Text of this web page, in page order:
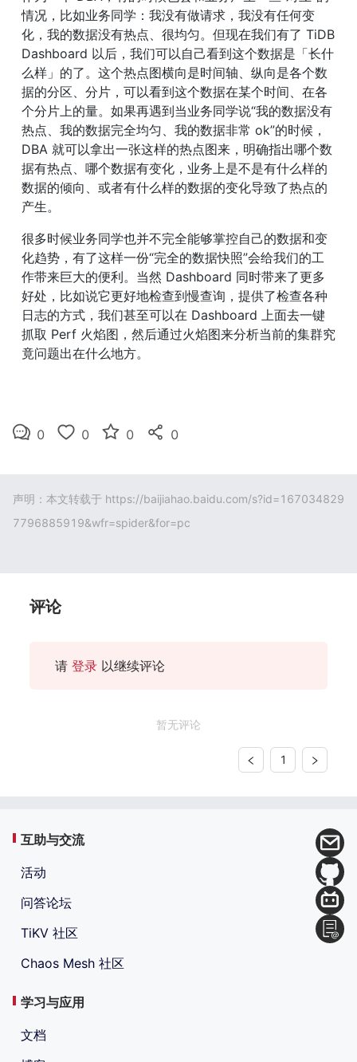
情况，比如业务同学：我没有做请求，我没有任何变
化，我的数据没有热点、很均匀。但现在我们有了 TiDB
Dashboard 以后，我们可以自己看到这个数据是「长什
么样」的了。这个热点图横向是时间轴、纵向是各个数
据的分区、分片，可以看到这个数据在某个时间、在各
个分片上的量。如果再遇到当业务同学说“我的数据没有
热点、我的数据完全均匀、我的数据非常 ok”的时候，
DBA 就可以拿出一张这样的热点图来，明确指出哪个数
据有热点、哪个数据有变化，业务上是不是有什么样的
数据的倾向、或者有什么样的数据的变化导致了热点的
产生。
很多时候业务同学也并不完全能够掌控自己的数据和变
化趋势，有了这样一份“完全的数据快照”会给我们的工
作带来巨大的便利。当然 Dashboard 同时带来了更多
好处，比如说它更好地检查到慢查询，提供了检查各种
日志的方式，我们甚至可以在 Dashboard 上面去一键
抓取 Perf 火焰图，然后通过火焰图来分析当前的集群究
竟问题出在什么地方。
0 0 0 0
声明：本文转载于 https://baijiahao.baidu.com/s?id=167034829
7796885919&wfr=spider&for=pc
评论
请 登录 以继续评论
暂无评论
1
互助与交流
活动
问答论坛
TiKV 社区
Chaos Mesh 社区
学习与应用
文档